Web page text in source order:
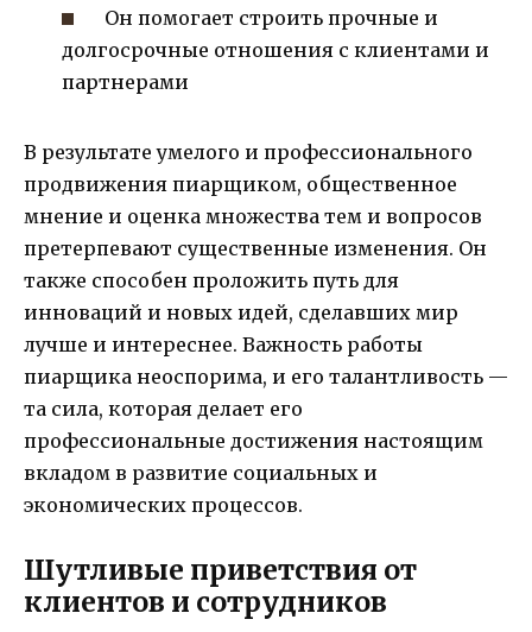
Он помогает строить прочные и
долгосрочные отношения с клиентами и
партнерами
В результате умелого и профессионального
продвижения пиарщиком, общественное
мнение и оценка множества тем и вопросов
претерпевают существенные изменения. Он
также способен проложить путь для
инноваций и новых идей, сделавших мир
лучше и интереснее. Важность работы
пиарщика неоспорима, и его талантливость —
та сила, которая делает его
профессиональные достижения настоящим
вкладом в развитие социальных и
экономических процессов.
Шутливые приветствия от
клиентов и сотрудников